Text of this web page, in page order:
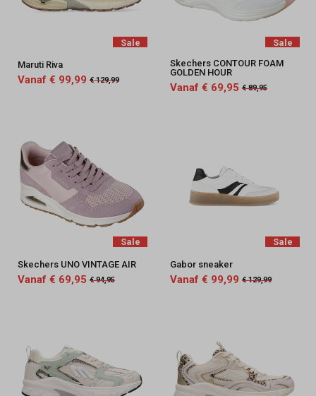
Sale
Maruti Riva
Vanaf € 99,99 € 129,99
Sale
Skechers CONTOUR FOAM
GOLDEN HOUR
Vanaf € 69,95 € 89,95
Sale
Skechers UNO VINTAGE AIR
Vanaf € 69,95 € 94,95
Sale
Gabor sneaker
Vanaf € 99,99 € 129,99